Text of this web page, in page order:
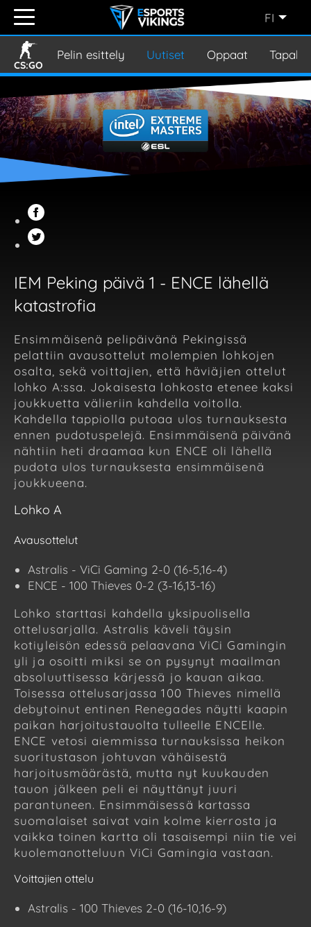
CS:GO
Pelin esittely Uutiset Oppaat
FI
ENGLISH
SVENSKA (SE)
SUOMI (FI)
JAPANESE (JP)
IEM Peking päivä 1 - ENCE lähellä
katastrofia
Ensimmäisenä pelipäivänä Pekingissä
pelattiin avausottelut molempien lohkojen
osalta, sekä voittajien, että häviäjien ottelut
lohko A:ssa. Jokaisesta lohkosta etenee kaksi
joukkuetta välieriin kahdella voitolla.
Kahdella tappiolla putoaa ulos turnauksesta
ennen pudotuspelejä. Ensimmäisenä päivänä
nähtiin heti draamaa kun ENCE oli lähellä
pudota ulos turnauksesta ensimmäisenä
joukkueena.
Lohko A
Avausottelut
Astralis - ViCi Gaming 2-0 (16-5,16-4)
ENCE - 100 Thieves 0-2 (3-16,13-16)
Lohko starttasi kahdella yksipuolisella
ottelusarjalla. Astralis käveli täysin
kotiyleisön edessä pelaavana ViCi Gamingin
yli ja osoitti miksi se on pysynyt maailman
absoluuttisessa kärjessä jo kauan aikaa.
Toisessa ottelusarjassa 100 Thieves nimellä
debytoinut entinen Renegades näytti kaapin
paikan harjoitustauolta tulleelle ENCElle.
ENCE vetosi aiemmissa turnauksissa heikon
suoritustason johtuvan vähäisestä
harjoitusmäärästä, mutta nyt kuukauden
tauon jälkeen peli ei näyttänyt juuri
parantuneen. Ensimmäisessä kartassa
suomalaiset saivat vain kolme kierrosta ja
vaikka toinen kartta oli tasaisempi niin tie vei
kuolemanotteluun ViCi Gamingia vastaan.
Voittajien ottelu
Astralis - 100 Thieves 2-0 (16-10,16-9)